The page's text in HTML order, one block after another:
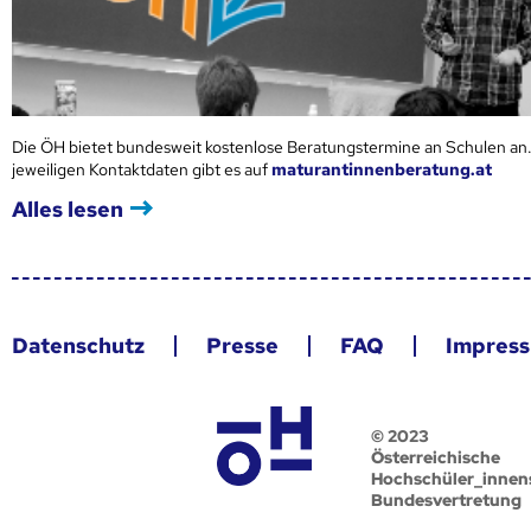
Die ÖH bietet bundesweit kostenlose Beratungstermine an Schulen
jeweiligen Kontaktdaten gibt es aufmaturantinnenberatung.at
Alles lesen
Datenschutz Presse FAQ
© 2023
Österreichische
Bundesvertretung